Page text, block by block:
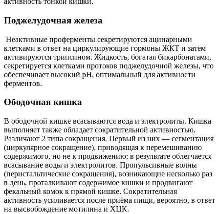
Поджелудочная железа
Неактивные проферменты секретируются ацинарными
клетками в ответ на циркулирующие гормоны ЖКТ и затем
активируются трипсином. Жидкость, богатая бикарбонатами,
секретируется клетками протоков поджелудочной железы, что
обеспечивает высокий рН, оптимальный для активности
ферментов.
Ободочная кишка
В ободочной кишке всасываются вода и электролиты. Кишка
выполняет также обладает сократительной активностью.
Различают 2 типа сокращения. Первый из них — сегментация
(циркулярное сокращение), приводящая к перемешиванию
содержимого, но не к продвижению; в результате облегчается
всасывание воды и электролитов. Пропульсивные волны
(перистальтические сокращения), возникающие несколько раз
в день, проталкивают содержимое кишки и продвигают
фекальный комок к прямой кишке. Сократительная
активность усиливается после приёма пищи, вероятно, в ответ
на высвобождение мотилина и ХЦК.